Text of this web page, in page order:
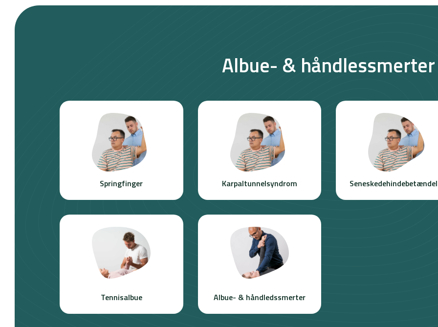
Albue- & håndlessmerter
Springfinger Karpaltunnelsyndrom
Tennisalbue Albue- & håndledssmerter